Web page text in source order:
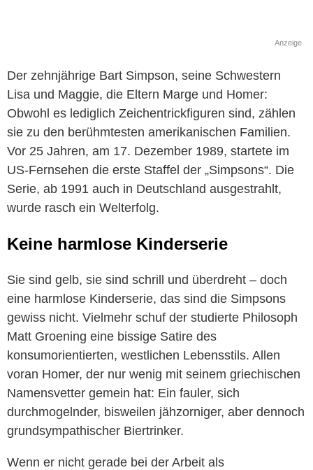
Anzeige
Der zehnjährige Bart Simpson, seine Schwestern
Lisa und Maggie, die Eltern Marge und Homer:
Obwohl es lediglich Zeichentrickfiguren sind, zählen
sie zu den berühmtesten amerikanischen Familien.
Vor 25 Jahren, am 17. Dezember 1989, startete im
US-Fernsehen die erste Staffel der „Simpsons“. Die
Serie, ab 1991 auch in Deutschland ausgestrahlt,
wurde rasch ein Welterfolg.
Keine harmlose Kinderserie
Sie sind gelb, sie sind schrill und überdreht – doch
eine harmlose Kinderserie, das sind die Simpsons
gewiss nicht. Vielmehr schuf der studierte Philosoph
Matt Groening eine bissige Satire des
konsumorientierten, westlichen Lebensstils. Allen
voran Homer, der nur wenig mit seinem griechischen
Namensvetter gemein hat: Ein fauler, sich
durchmogelnder, bisweilen jähzorniger, aber dennoch
grundsympathischer Biertrinker.
Wenn er nicht gerade bei der Arbeit als